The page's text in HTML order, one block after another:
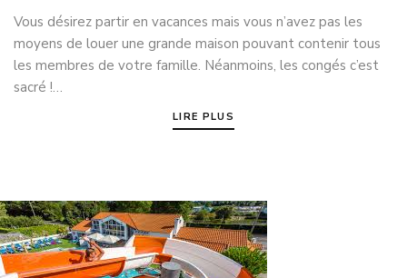
Vous désirez partir en vacances mais vous n’avez pas les
moyens de louer une grande maison pouvant contenir tous
les membres de votre famille. Néanmoins, les congés c’est
sacré !…
LIRE PLUS